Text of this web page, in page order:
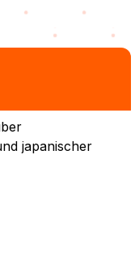
japanischer